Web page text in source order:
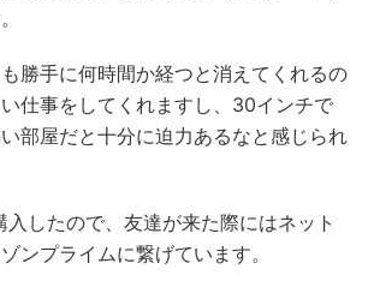
勝手に何時間か経つと消えてくれるの
仕事をしてくれますし、30インチで
部屋だと十分に迫力あるなと感じられ
入したので、友達が来た際にはネット
ンプライムに繋げています。